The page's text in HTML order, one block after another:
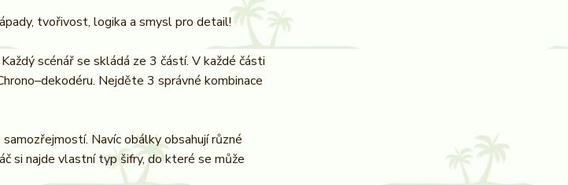
tvořivost, logika a smysl pro detail!
scénář se skládá ze 3 částí. V každé části
Nejděte 3 správné kombinace
Navíc obálky obsahují různé
si najde vlastní typ šifry, do které se může